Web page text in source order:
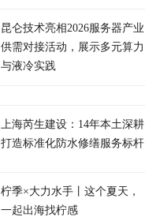
昆仑技术亮相2026服务器产业
供需对接活动，展示多元算力
与液冷实践
上海芮生建设：14年本土深耕
打造标准化防水修缮服务标杆
柠季×大力水手丨这个夏天，
一起出海找柠感